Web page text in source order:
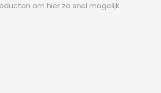
om hier zo snel mogelijk